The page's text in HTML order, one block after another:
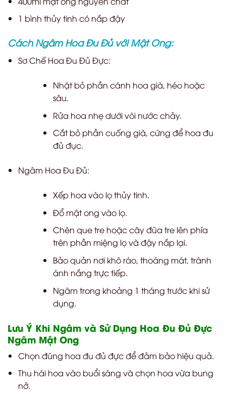
1 bình thủy tinh có nắp đậy
Cách Ngâm Hoa Đu Đủ với Mật Ong:
Sơ Chế Hoa Đu Đủ Đực:
Nhặt bỏ phần cánh hoa già, héo hoặc
sâu.
Rửa hoa nhẹ dưới vòi nước chảy.
Cắt bỏ phần cuống già, cứng để hoa đu
đủ đục.
Ngâm Hoa Đu Đủ:
Xếp hoa vào lọ thủy tinh.
Đổ mật ong vào lọ.
Chèn que tre hoặc cây đũa tre lên phía
trên phần miệng lọ và đậy nắp lại.
Bảo quản nơi khô ráo, thoáng mát, tránh
ánh nắng trực tiếp.
Ngâm trong khoảng 1 tháng trước khi sử
dụng.
Lưu Ý Khi Ngâm và Sử Dụng Hoa Đu Đủ Đực
Ngâm Mật Ong
Chọn đúng hoa đu đủ đực để đảm bảo hiệu quả.
Thu hái hoa vào buổi sáng và chọn hoa vừa bung
nở.